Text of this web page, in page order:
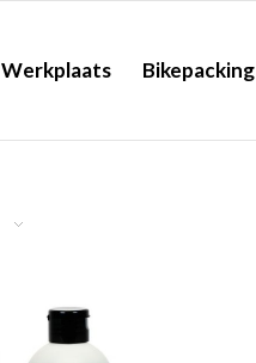
Werkplaats Bikepacking